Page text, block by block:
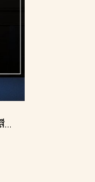
โคมไฟตั้งโต๊ะ รุ่น L2049 สีทอง (ตั้งโต๊ะ)